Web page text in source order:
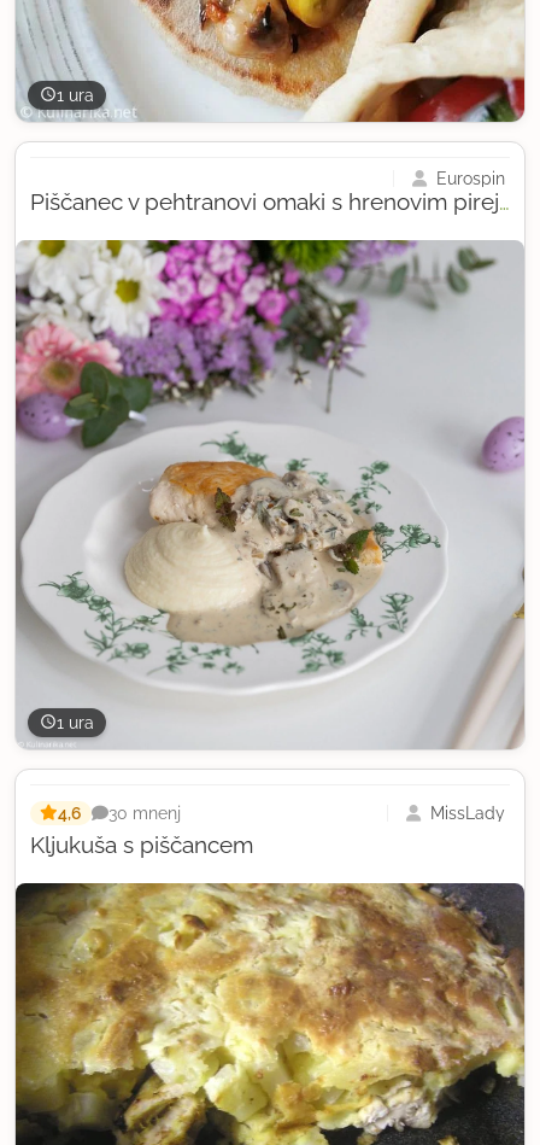
1 ura
1 ura
Piščanec v pehtranovi omaki s hrenovim pirejem
Eurospin
Kljukuša s piščancem
4,6 30 mnenj MissLady